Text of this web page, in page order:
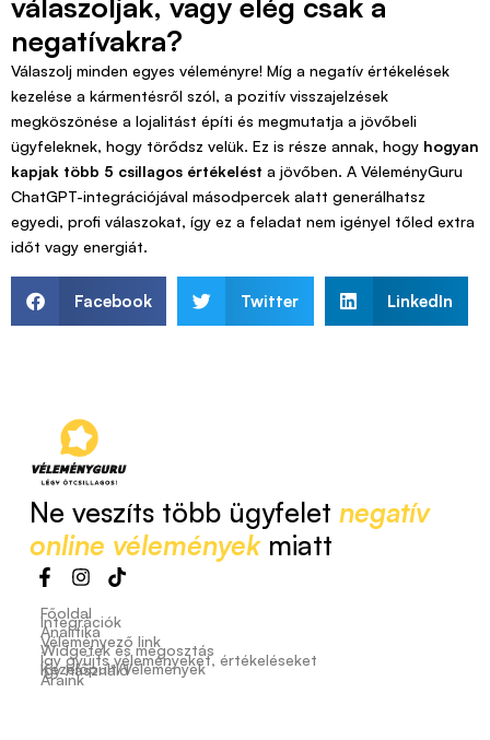
negatívakra?
Válaszolj minden egyes véleményre! Míg a negatív értékelések
kezelése a kármentésről szól, a pozitív visszajelzések
megköszönése a lojalitást építi és megmutatja a jövőbeli
ügyfeleknek, hogy törődsz velük. Ez is része annak, hogy hogyan
kapjak több 5 csillagos értékelést a jövőben. A VéleményGuru
ChatGPT-integrációjával másodpercek alatt generálhatsz
egyedi, profi válaszokat, így ez a feladat nem igényel tőled extra
időt vagy energiát.
Facebook Twitter LinkedIn
Ne veszíts több ügyfelet negatív
online véleményekmiatt
Főoldal
Integrációk
Analitika
Véleményező link
Widgetek és megosztás
Így gyűjts véleményeket, értékeléseket
Kezelőpult/Vélemények
Így használd
Áraink